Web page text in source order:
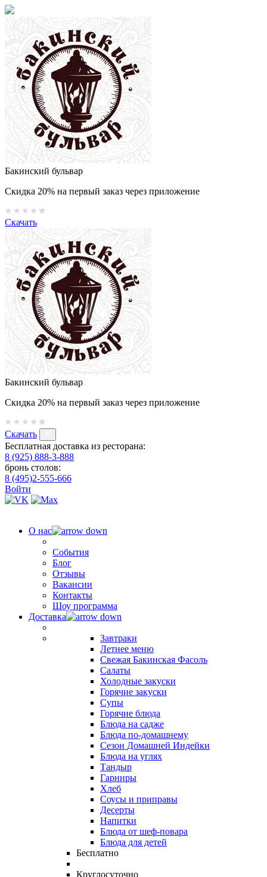
Бакинский бульвар
Скидка 20% на первый заказ через приложение
Скачать
Бакинский бульвар
Скидка 20% на первый заказ через приложение
Скачать
Бесплатная доставка из ресторана:
8 (925) 888-3-888
бронь столов:
8 (495)2-555-666
Войти
О нас
События
Блог
Отзывы
Вакансии
Контакты
Шоу программа
Доставка
Завтраки
Летнее меню
Свежая Бакинская Фасоль
Салаты
Холодные закуски
Горячие закуски
Супы
Горячие блюда
Блюда на садже
Блюда по-домашнему
Сезон Домашней Индейки
Блюда на углях
Тандыр
Гарниры
Хлеб
Соусы и приправы
Десерты
Напитки
Блюда от шеф-повара
Блюда для детей
Бесплатно
Круглосуточно